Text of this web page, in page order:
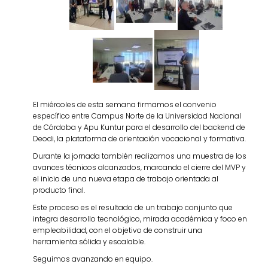
El miércoles de esta semana firmamos el convenio
específico entre Campus Norte de la Universidad Nacional
de Córdoba y Apu Kuntur para el desarrollo del backend de
Deodi, la plataforma de orientación vocacional y formativa.
Durante la jornada también realizamos una muestra de los
avances técnicos alcanzados, marcando el cierre del MVP y
el inicio de una nueva etapa de trabajo orientada al
producto final.
Este proceso es el resultado de un trabajo conjunto que
integra desarrollo tecnológico, mirada académica y foco en
empleabilidad, con el objetivo de construir una
herramienta sólida y escalable.
Seguimos avanzando en equipo.